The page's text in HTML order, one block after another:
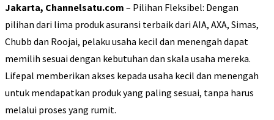
Jakarta, Channelsatu.com – Pilihan Fleksibel: Dengan
pilihan dari lima produk asuransi terbaik dari AIA, AXA, Simas,
Chubb dan Roojai, pelaku usaha kecil dan menengah dapat
memilih sesuai dengan kebutuhan dan skala usaha mereka.
Lifepal memberikan akses kepada usaha kecil dan menengah
untuk mendapatkan produk yang paling sesuai, tanpa harus
melalui proses yang rumit.